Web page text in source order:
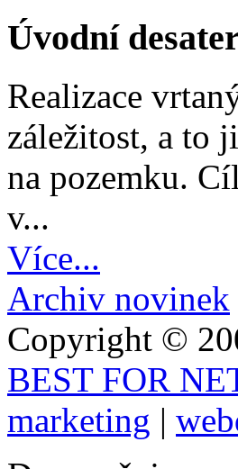
Úvodní
Realizace
záležitost, a to
na pozemku.
v...
Více...
Archiv novinek
Copyright ©
BEST FOR
marketing |